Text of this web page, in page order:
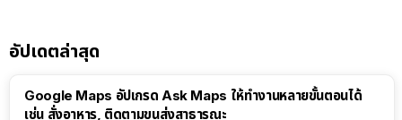
อัปเดตล่าสุด
Google Maps อัปเกรด Ask Maps ให้ทำงานหลายขั้นตอนได้
เช่น สั่งอาหาร, ติดตามขนส่งสาธารณะ